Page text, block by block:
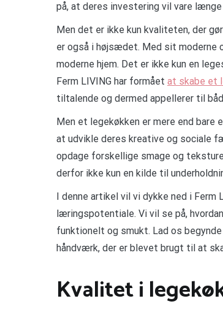
på, at deres investering vil vare
Men det er ikke kun kvaliteten, der
er også i højsædet. Med sit moderne
moderne hjem. Det er ikke kun en
Ferm LIVING har formået at skabe et
tiltalende og dermed appellerer til
Men et legekøkken er mere end
at udvikle deres kreative og sociale
opdage forskellige smage og
derfor ikke kun en kilde til
I denne artikel vil vi dykke ned i
læringspotentiale. Vi vil se på,
funktionelt og smukt. Lad os
håndværk, der er blevet brugt til at
Kvalitet i